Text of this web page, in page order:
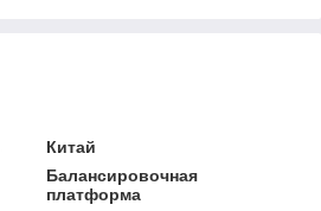
Китай
Балансировочная
платформа